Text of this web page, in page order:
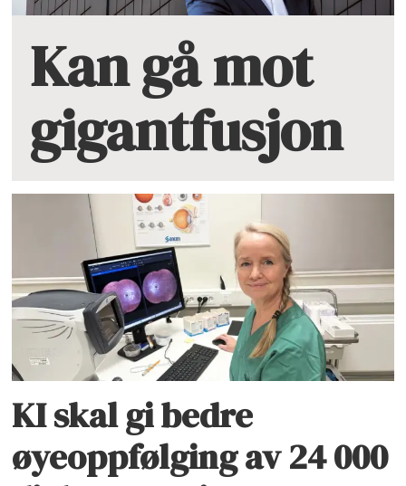
Kan gå mot
gigantfusjon
KI skal gi bedre
øyeoppfølging av 24 000